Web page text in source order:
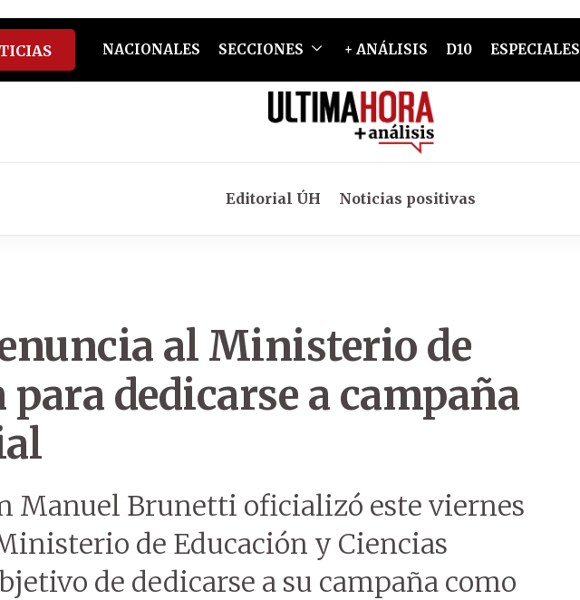
NACIONALES SECCIONES + ANÁLISIS D10 ESPECIALES
Editorial ÚH Noticias positivas
al Ministerio de
para dedicarse a campaña
Manuel Brunetti oficializó este viernes
de Educación y Ciencias
de dedicarse a su campaña como